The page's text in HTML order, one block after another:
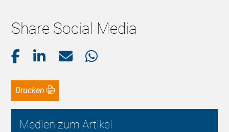
Share Social Media
Drucken
Medien zum Artikel